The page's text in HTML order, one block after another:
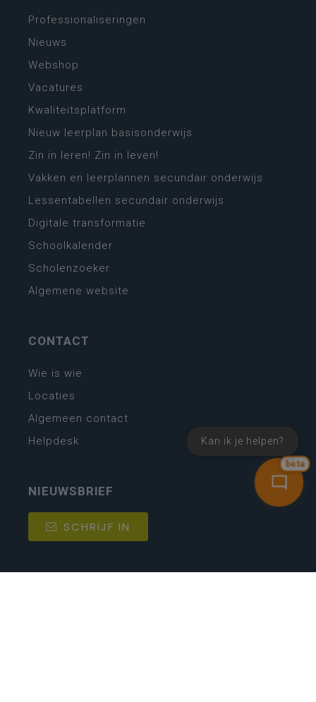
bèta
Kan ik je helpen?
Professionaliseringen
Nieuws
Webshop
Vacatures
Kwaliteitsplatform
Nieuw leerplan basisonderwijs
Zin in leren! Zin in leven!
Vakken en leerplannen secundair onderwijs
Lessentabellen secundair onderwijs
Digitale transformatie
Schoolkalender
Scholenzoeker
Algemene website
CONTACT
Wie is wie
Locaties
Algemeen contact
Helpdesk
NIEUWSBRIEF
SCHRIJF IN
MIJN.